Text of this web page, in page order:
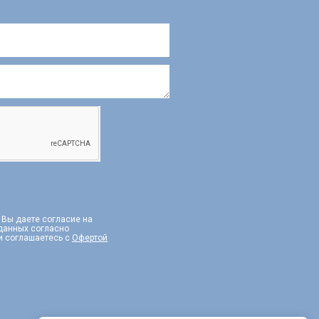
даете согласие на
согласно
соглашаетесь с Офертой